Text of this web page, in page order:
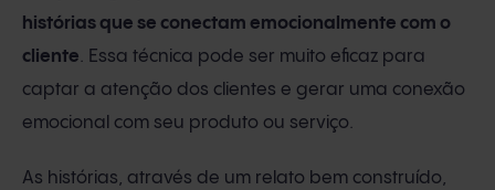
histórias que se conectam emocionalmente com o
cliente. Essa técnica pode ser muito eficaz para
captar a atenção dos clientes e gerar uma conexão
emocional com seu produto ou serviço.
As histórias, através de um relato bem construído,